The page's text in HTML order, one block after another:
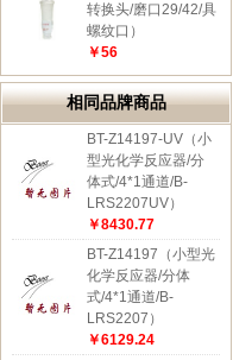
转换头/磨口29/42/具
螺纹口）
￥56
相同品牌商品
BT-Z14197-UV（小
型光化学反应器/分
体式/4*1通道/B-
LRS2207UV）
￥8430.77
BT-Z14197（小型光
化学反应器/分体
式/4*1通道/B-
LRS2207）
￥6129.24